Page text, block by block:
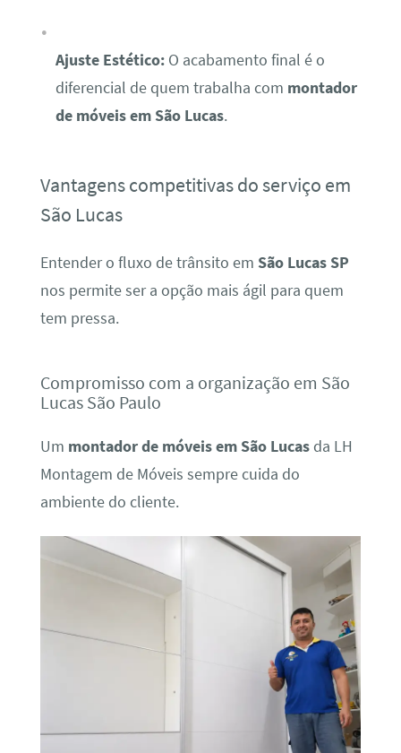
Ajuste Estético:O acabamento final é o
diferencial de quem trabalha com montador
de móveis em São Lucas.
Vantagens competitivas do serviço em
São Lucas
Entender o fluxo de trânsito em São Lucas SP
nos permite ser a opção mais ágil para quem
tem pressa.
Compromisso com a organização em São
Lucas São Paulo
Um montador de móveis em São Lucasda LH
Montagem de Móveis sempre cuida do
ambiente do cliente.